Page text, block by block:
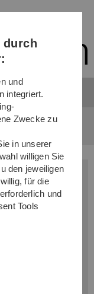
durch
und
integriert.
Zwecke zu
in unserer
willigen Sie
den jeweiligen
für die
und
Tools